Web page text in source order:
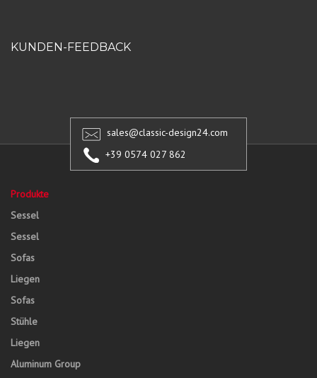
KUNDEN-FEEDBACK
sales@classic-design24.com
+39 0574 027 862
Produkte
Sessel
Sessel
Sofas
Liegen
Sofas
Stühle
Liegen
Aluminum Group